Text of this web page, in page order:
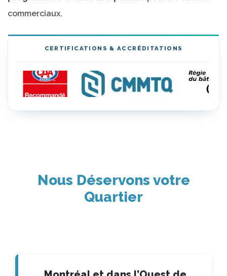
commerciaux.
CERTIFICATIONS & ACCRÉDITATIONS
Nous Déservons votre
Quartier